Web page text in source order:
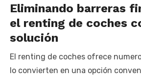
Eliminando barreras
el renting de coches
solución
El renting de coches ofrece
lo convierten en una opción